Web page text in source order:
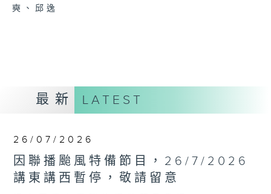
奭、邱逸
最新 LATEST
26/07/2026
因聯播颱風特備節目，26/7/2026
講東講西暫停，敬請留意